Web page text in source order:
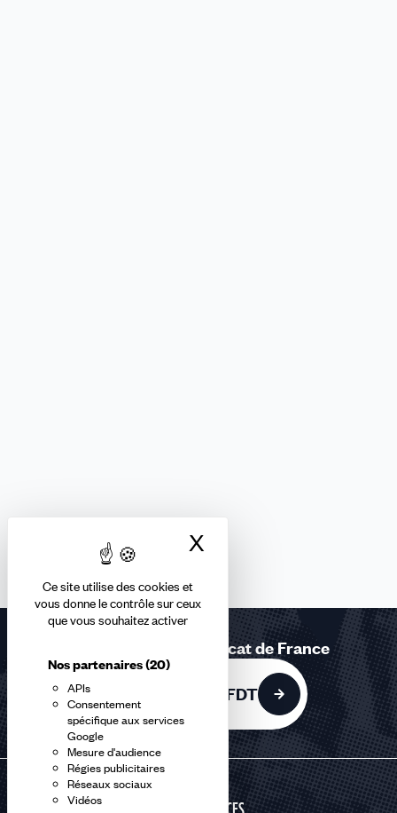
Ce site utilise des cookies et
vous donne le contrôle sur ceux
que vous souhaitez activer
Nos partenaires(20)
APIs
Consentement
spécifique aux services
Google
Mesure d'audience
Régies publicitaires
Réseaux sociaux
Vidéos
X
Rejoignez le 1er syndicat de France
Adhérer à la CFDT
SERVICES